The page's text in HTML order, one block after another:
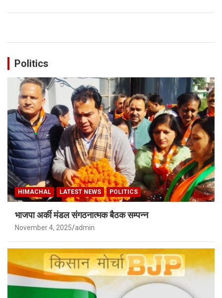
Politics
HIMACHAL LATEST NEWS POLITICS
भाजपा अर्की मंडल संगठनात्मक बैठक सम्पन्न
November 4, 2025 admin